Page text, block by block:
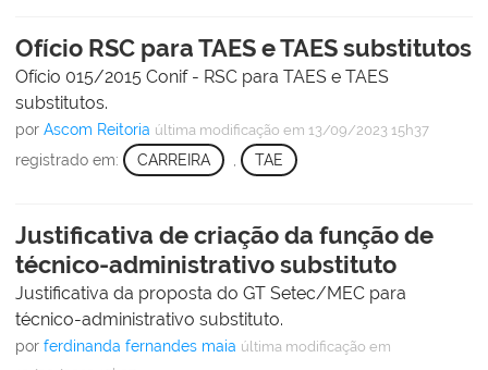
Ofício RSC para TAES e TAES substitutos
Ofício 015/2015 Conif - RSC para TAES e TAES
substitutos.
por Ascom Reitoria última modificação em 13/09/2023 15h37
registrado em: CARREIRA TAE
Justificativa de criação da função de
técnico-administrativo substituto
Justificativa da proposta do GT Setec/MEC para
técnico-administrativo substituto.
por ferdinanda fernandes maia última modificação em